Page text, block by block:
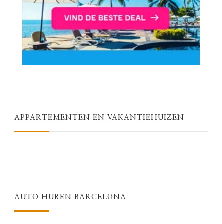
APPARTEMENTEN EN VAKANTIEHUIZEN
AUTO HUREN BARCELONA